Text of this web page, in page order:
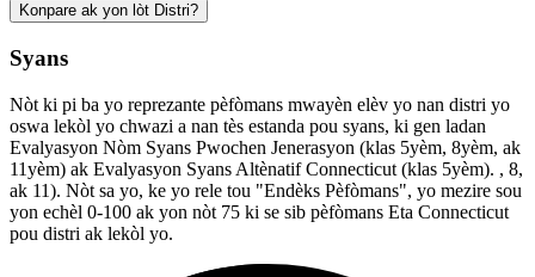
Konpare ak yon lòt Distri?
Syans
Nòt ki pi ba yo reprezante pèfòmans mwayèn elèv yo nan distri yo
oswa lekòl yo chwazi a nan tès estanda pou syans, ki gen ladan
Evalyasyon Nòm Syans Pwochen Jenerasyon (klas 5yèm, 8yèm, ak
11yèm) ak Evalyasyon Syans Altènatif Connecticut (klas 5yèm). , 8,
ak 11). Nòt sa yo, ke yo rele tou "Endèks Pèfòmans", yo mezire sou
yon echèl 0-100 ak yon nòt 75 ki se sib pèfòmans Eta Connecticut
pou distri ak lekòl yo.